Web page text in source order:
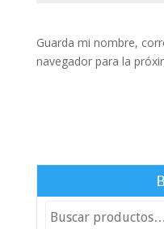
Guarda mi nombre,
navegador para la